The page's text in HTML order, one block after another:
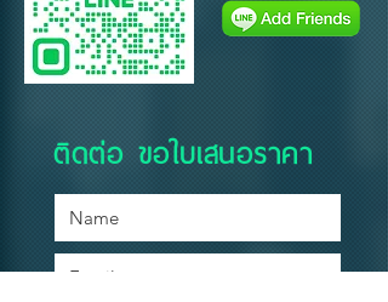
ติดต่อ ขอใบเสนอราคา